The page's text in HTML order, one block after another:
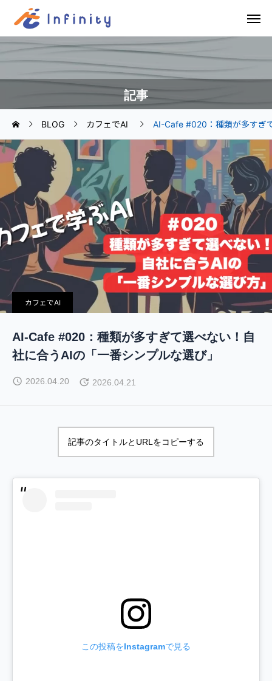
記事
BLOG カフェでAI AI-Cafe #020：種類が多すぎ
カフェでAI
AI-Cafe #020：種類が多すぎて選べない！自
社に合うAIの「一番シンプルな選び」
2026.04.20 2026.04.21
記事のタイトルとURLをコピーする
この投稿をInstagramで見る